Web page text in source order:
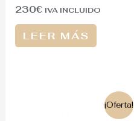
230€ IVA INCLUIDO
LEER MÁS
¡Oferta!